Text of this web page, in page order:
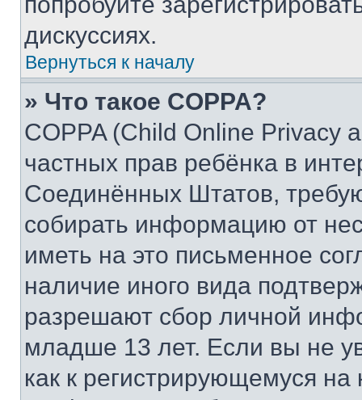
дискуссиях.
Вернуться к началу
» Что такое COPPA?
COPPA (Child Online Privacy
частных прав ребёнка в
Соединённых Штатов,
собирать информацию от
иметь на это письменное
наличие иного вида
разрешают сбор личной
младше 13 лет. Если вы не
как к регистрирующемуся